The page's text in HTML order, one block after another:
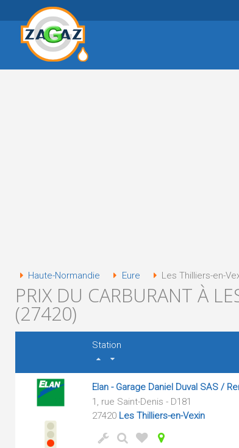
Haute-Normandie Eure Les Thilliers-en-
PRIX DU CARBURANT À
(27420)
Station
Elan - Garage Daniel Duval SAS /
1, rue Saint-Denis - D181
27420 Les Thilliers-en-Vexin